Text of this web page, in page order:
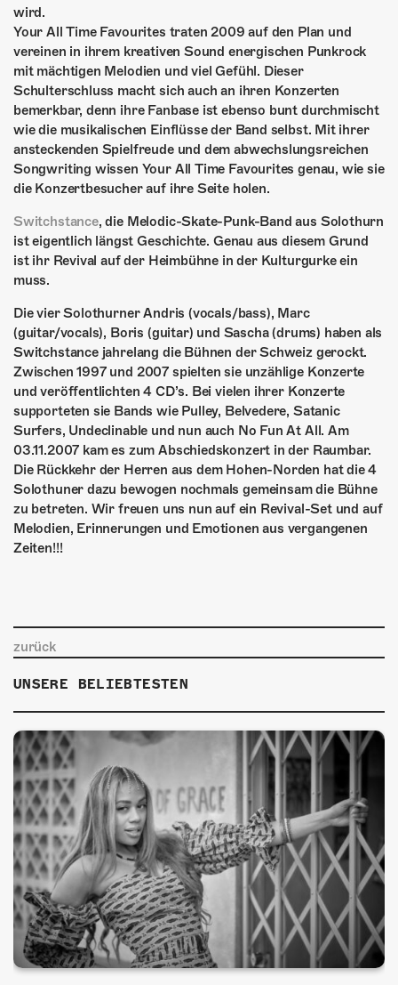
wird.
Your All Time Favourites traten 2009 auf den Plan und
vereinen in ihrem kreativen Sound energischen Punkrock
mit mächtigen Melodien und viel Gefühl. Dieser
Schulterschluss macht sich auch an ihren Konzerten
bemerkbar, denn ihre Fanbase ist ebenso bunt durchmischt
wie die musikalischen Einflüsse der Band selbst. Mit ihrer
ansteckenden Spielfreude und dem abwechslungsreichen
Songwriting wissen Your All Time Favourites genau, wie sie
die Konzertbesucher auf ihre Seite holen.
Switchstance, die Melodic-Skate-Punk-Band aus Solothurn
ist eigentlich längst Geschichte. Genau aus diesem Grund
ist ihr Revival auf der Heimbühne in der Kulturgurke ein
muss.
Die vier Solothurner Andris (vocals/bass), Marc
(guitar/vocals), Boris (guitar) und Sascha (drums) haben als
Switchstance jahrelang die Bühnen der Schweiz gerockt.
Zwischen 1997 und 2007 spielten sie unzählige Konzerte
und veröffentlichten 4 CD’s. Bei vielen ihrer Konzerte
supporteten sie Bands wie Pulley, Belvedere, Satanic
Surfers, Undeclinable und nun auch No Fun At All. Am
03.11.2007 kam es zum Abschiedskonzert in der Raumbar.
Die Rückkehr der Herren aus dem Hohen-Norden hat die 4
Solothuner dazu bewogen nochmals gemeinsam die Bühne
zu betreten. Wir freuen uns nun auf ein Revival-Set und auf
Melodien, Erinnerungen und Emotionen aus vergangenen
Zeiten!!!
zurück
UNSERE BELIEBTESTEN